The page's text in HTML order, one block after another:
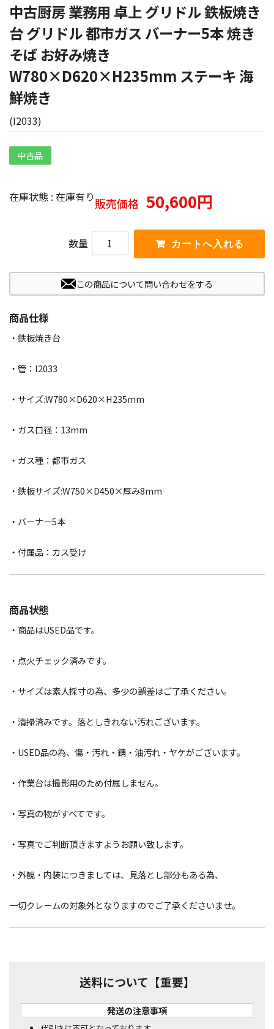
中古厨房 業務用 卓上 グリドル 鉄板焼き
台 グリドル 都市ガス バーナー5本 焼き
そば お好み焼き
W780×D620×H235mm ステーキ 海
鮮焼き
(I2033)
中古品
在庫状態 : 在庫有り販売価格 50,600円
数量
この商品について問い合わせをする
商品仕様
・鉄板焼き台
・管：I2033
・サイズ:W780×D620×H235mm
・ガス口径：13mm
・ガス種：都市ガス
・鉄板サイズ:W750×D450×厚み8mm
・バーナー5本
・付属品：カス受け
商品状態
・商品はUSED品です。
・点火チェック済みです。
・サイズは素人採寸の為、多少の誤差はご了承ください。
・清掃済みです。落としきれない汚れございます。
・USED品の為、傷・汚れ・錆・油汚れ・ヤケがございます。
・作業台は撮影用のため付属しません。
・写真の物がすべてです。
・写真でご判断頂きますようお願い致します。
・外観・内装につきましては、見落とし部分もある為、
一切クレームの対象外となりますのでご了承くださいませ。
送料について【重要】
発送の注意事項